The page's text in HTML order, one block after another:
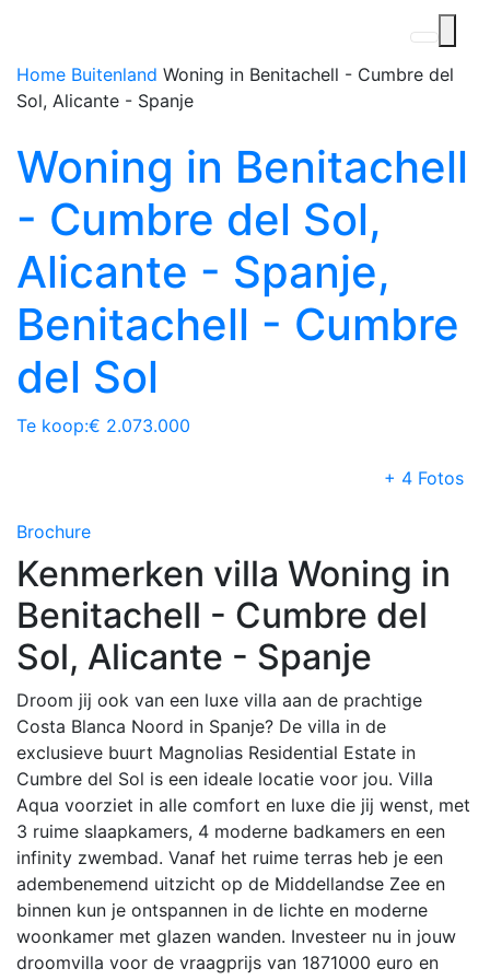
Home Buitenland Woning in Benitachell - Cumbre del
Sol, Alicante - Spanje
Woning in Benitachell
- Cumbre del Sol,
Alicante - Spanje,
Benitachell - Cumbre
del Sol
Te koop:€ 2.073.000
+ 4 Fotos
Brochure
Kenmerken villa Woning in
Benitachell - Cumbre del
Sol, Alicante - Spanje
Droom jij ook van een luxe villa aan de prachtige
Costa Blanca Noord in Spanje? De villa in de
exclusieve buurt Magnolias Residential Estate in
Cumbre del Sol is een ideale locatie voor jou. Villa
Aqua voorziet in alle comfort en luxe die jij wenst, met
3 ruime slaapkamers, 4 moderne badkamers en een
infinity zwembad. Vanaf het ruime terras heb je een
adembenemend uitzicht op de Middellandse Zee en
binnen kun je ontspannen in de lichte en moderne
woonkamer met glazen wanden. Investeer nu in jouw
droomvilla voor de vraagprijs van 1871000 euro en